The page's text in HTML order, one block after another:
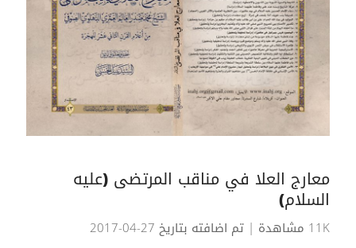
معارج العلا في مناقب المرتضى (عليه
السلام)
11K مشاهدة
| تم اضافته بتاريخ 27-04-2017